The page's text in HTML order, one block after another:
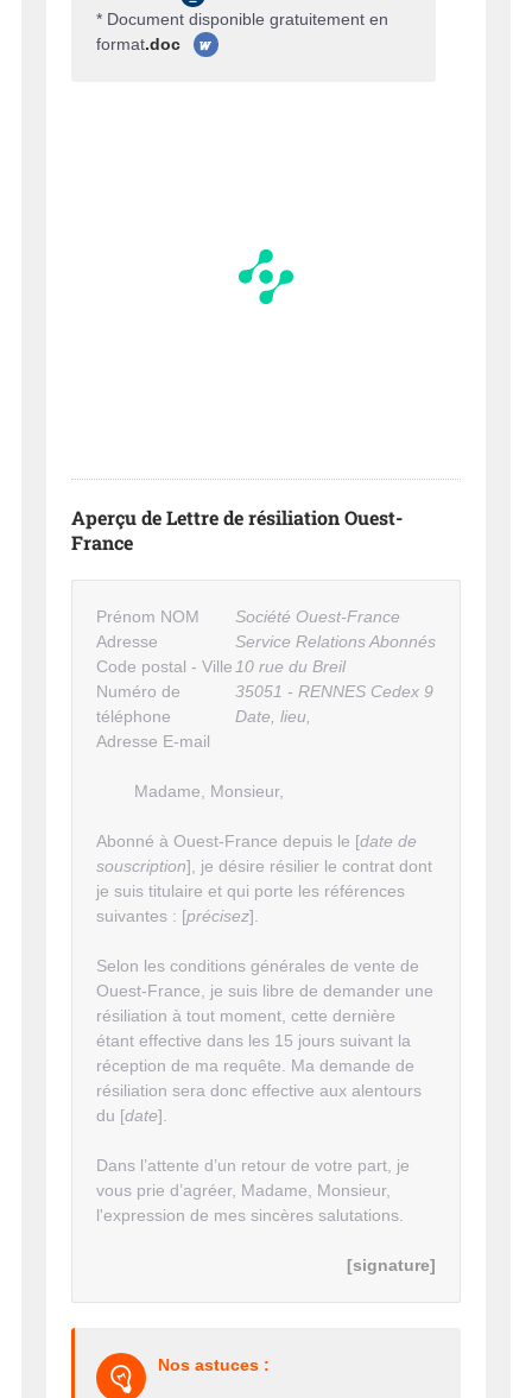
* Document disponible gratuitement en
format.doc
Aperçu de Lettre de résiliation Ouest-
France
Société Ouest-France
Service Relations Abonnés
10 rue du Breil
35051 - RENNES Cedex 9
Date, lieu,
Prénom NOM
Adresse
Code postal - Ville
Numéro de
téléphone
Adresse E-mail
Madame, Monsieur,
Abonné à Ouest-France depuis le [date de
souscription], je désire résilier le contrat dont
je suis titulaire et qui porte les références
suivantes : [précisez].
Selon les conditions générales de vente de
Ouest-France, je suis libre de demander une
résiliation à tout moment, cette dernière
étant effective dans les 15 jours suivant la
réception de ma requête. Ma demande de
résiliation sera donc effective aux alentours
du [date].
Dans l’attente d’un retour de votre part, je
vous prie d’agréer, Madame, Monsieur,
l'expression de mes sincères salutations.
[signature]
Nos astuces :